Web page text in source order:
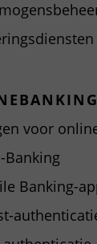
voor
Banking
Banking-